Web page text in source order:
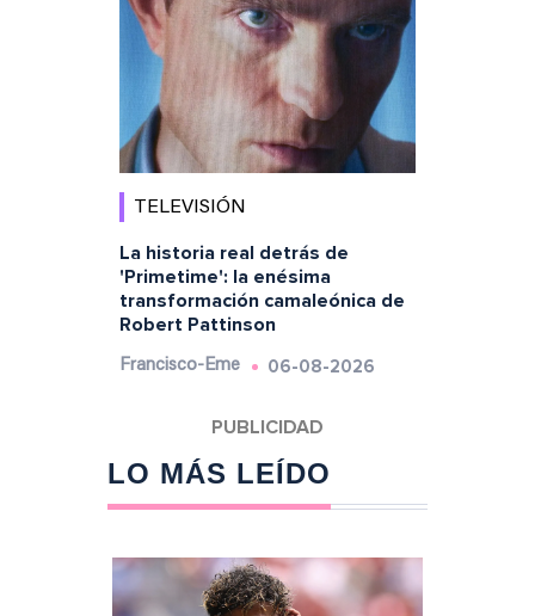
TELEVISIÓN
La historia real detrás de
'Primetime': la enésima
transformación camaleónica de
Robert Pattinson
Francisco-Eme 06-08-2026
LO MÁS LEÍDO